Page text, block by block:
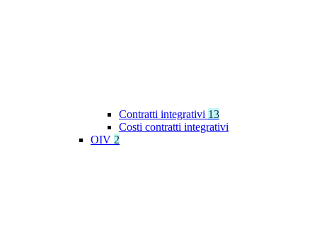
Contratti integrativi 13
Costi contratti integrativi
OIV 2